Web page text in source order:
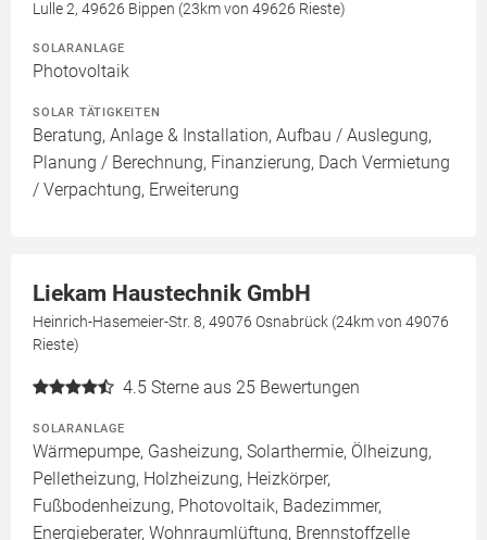
Lulle 2, 49626 Bippen (23km von 49626 Rieste)
SOLARANLAGE
Photovoltaik
SOLAR TÄTIGKEITEN
Beratung, Anlage & Installation, Aufbau / Auslegung,
Planung / Berechnung, Finanzierung, Dach Vermietung
/ Verpachtung, Erweiterung
Liekam Haustechnik GmbH
Heinrich-Hasemeier-Str. 8, 49076 Osnabrück (24km von 49076
Rieste)
4.5 Sterne aus 25 Bewertungen
SOLARANLAGE
Wärmepumpe, Gasheizung, Solarthermie, Ölheizung,
Pelletheizung, Holzheizung, Heizkörper,
Fußbodenheizung, Photovoltaik, Badezimmer,
Energieberater, Wohnraumlüftung, Brennstoffzelle